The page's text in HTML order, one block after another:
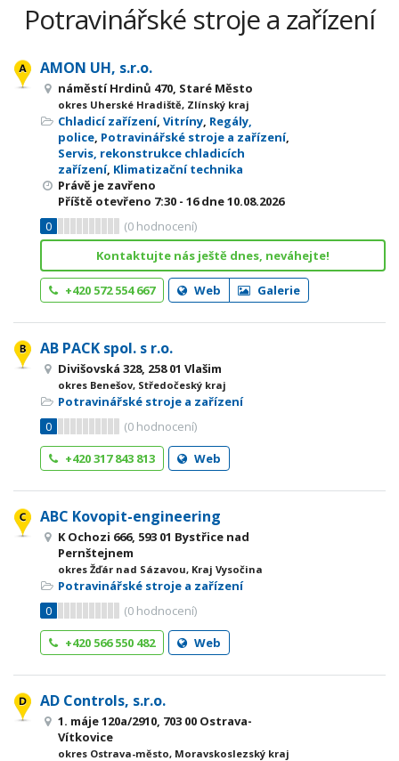
Potravinářské stroje a zařízení
AMON UH, s.r.o.
náměstí Hrdinů 470, Staré Město
okres Uherské Hradiště, Zlínský kraj
Chladicí zařízení, Vitríny, Regály,
police, Potravinářské stroje a zařízení,
Servis, rekonstrukce chladicích
zařízení, Klimatizační technika
Právě je zavřeno
Příště otevřeno 7:30 - 16dne 10.08.2026
0
(0 hodnocení)
Kontaktujte nás ještě dnes, neváhejte!
+420 572 554 667 Web Galerie
AB PACK spol. s r.o.
Divišovská 328, 258 01 Vlašim
okres Benešov, Středočeský kraj
Potravinářské stroje a zařízení
0
(0 hodnocení)
+420 317 843 813
Web
ABC Kovopit-engineering
K Ochozi 666, 593 01 Bystřice nad
Pernštejnem
okres Žďár nad Sázavou, Kraj Vysočina
Potravinářské stroje a zařízení
0
(0 hodnocení)
+420 566 550 482
Web
AD Controls, s.r.o.
1. máje 120a/2910, 703 00 Ostrava-
Vítkovice
okres Ostrava-město, Moravskoslezský kraj